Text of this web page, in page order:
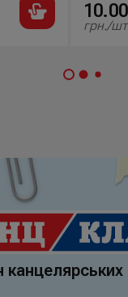
10.00
грн./шт
канцелярських